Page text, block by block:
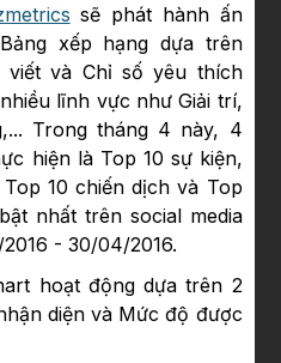
sẽ phát hành ấn
xếp hạng dựa trên
viết và Chỉ số yêu thích
lĩnh vực như Giải trí,
Trong tháng 4 này, 4
hiện là Top 10 sự kiện,
10 chiến dịch và Top
nhất trên social media
- 30/04/2016.
hoạt động dựa trên 2
diện và Mức độ được